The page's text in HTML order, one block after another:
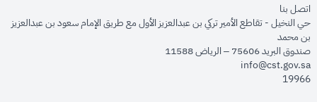
اتصل بنا
حي النخيل - تقاطع الأمير تركي بن عبدالعزيز الأول مع طريق الإمام سعود بن عبدالعزيز
بن محمد
صندوق البريد 75606 – الرياض 11588
info@cst.gov.sa
19966